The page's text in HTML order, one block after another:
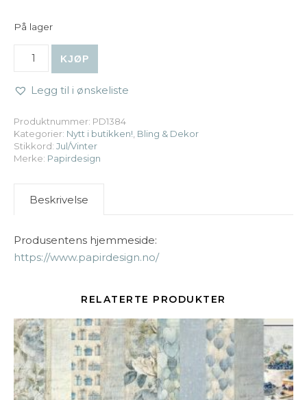
På lager
KJØP
Legg til i ønskeliste
Produktnummer: PD1384
Kategorier: Nytt i butikken! Bling & Dekor
Stikkord: Jul/Vinter
Merke: Papirdesign
Beskrivelse
Produsentens hjemmeside:
https://www.papirdesign.no/
RELATERTE PRODUKTER